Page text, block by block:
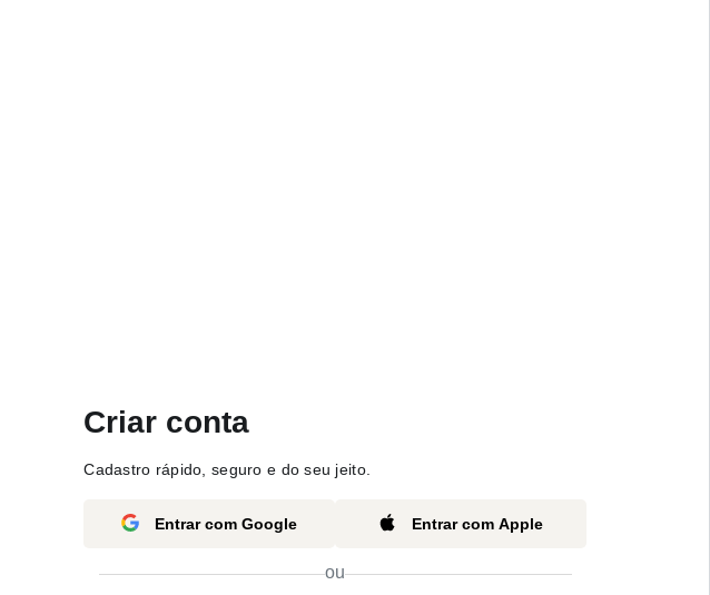
Criar conta
Cadastro rápido, seguro e do seu jeito.
Entrar com Google Entrar com Apple
ou